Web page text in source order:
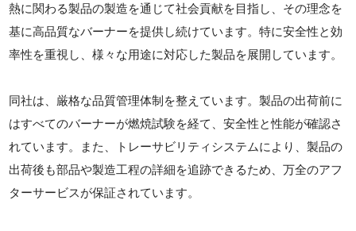
熱に関わる製品の製造を通じて社会貢献を目指し、その理念を
基に高品質なバーナーを提供し続けています。特に安全性と効
率性を重視し、様々な用途に対応した製品を展開しています。
同社は、厳格な品質管理体制を整えています。製品の出荷前に
はすべてのバーナーが燃焼試験を経て、安全性と性能が確認さ
れています。また、トレーサビリティシステムにより、製品の
出荷後も部品や製造工程の詳細を追跡できるため、万全のアフ
ターサービスが保証されています。